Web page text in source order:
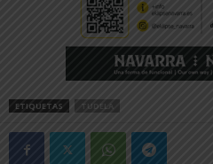
ETIQUETAS TUDELA